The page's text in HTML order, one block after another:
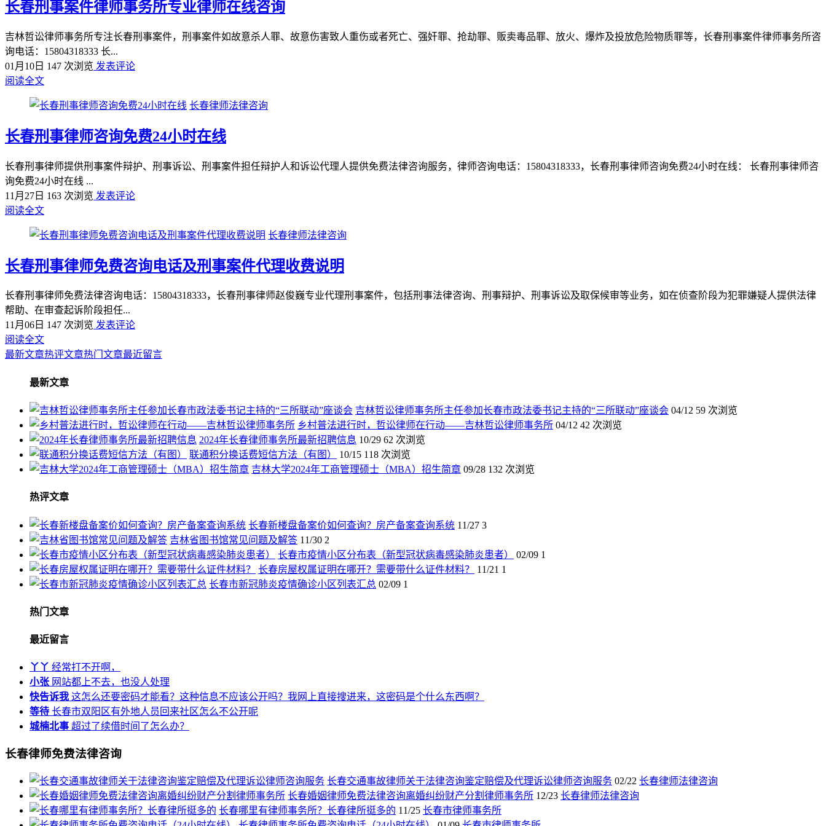
长春刑事案件律师事务所专业律师在线咨询
吉林哲讼律师事务所专注长春刑事案件，刑事案件如故意杀人罪、故意伤害致人重伤或者死亡、强奸罪、抢劫罪、贩卖毒品罪、放火、爆炸及投放危险物质罪等，长春刑事案件律师事务所咨
询电话：15804318333 长...
01月10日 147 次浏览 发表评论
阅读全文
长春律师法律咨询
长春刑事律师咨询免费24小时在线
长春刑事律师提供刑事案件辩护、刑事诉讼、刑事案件担任辩护人和诉讼代理人提供免费法律咨询服务，律师咨询电话：15804318333，长春刑事律师咨询免费24小时在线： 长春刑事律师咨
询免费24小时在线 ...
11月27日 163 次浏览 发表评论
阅读全文
长春律师法律咨询
长春刑事律师免费咨询电话及刑事案件代理收费说明
长春刑事律师免费法律咨询电话：15804318333，长春刑事律师赵俊巍专业代理刑事案件，包括刑事法律咨询、刑事辩护、刑事诉讼及取保候审等业务，如在侦查阶段为犯罪嫌疑人提供法律
帮助、在审查起诉阶段担任...
11月06日 147 次浏览 发表评论
阅读全文
最新文章热评文章热门文章最近留言
最新文章
吉林哲讼律师事务所主任参加长春市政法委书记主持的“三所联动”座谈会 04/12 59 次浏览
乡村普法进行时，哲讼律师在行动——吉林哲讼律师事务所 04/12 42 次浏览
2024年长春律师事务所最新招聘信息 10/29 62 次浏览
联通积分换话费短信方法（有图）
10/15 118 次浏览
吉林大学2024年工商管理硕士（MBA）招生简章 09/28 132 次浏览
热评文章
长春新楼盘备案价如何查询？房产备案查询系统 11/27 3
吉林省图书馆常见问题及解答 11/30 2
长春市疫情小区分布表（新型冠状病毒感染肺炎患者）
02/09 1
长春房屋权属证明在哪开？需要带什么证件材料？
11/21 1
长春市新冠肺炎疫情确诊小区列表汇总 02/09 1
热门文章
最近留言
丫丫 经常打不开啊，
小张 网站都上不去，也没人处理
快告诉我 这怎么还要密码才能看？这种信息不应该公开吗？我网上直接搜进来，这密码是个什么东西啊？
等待 长春市双阳区有外地人员回来社区怎么不公开呢
城楠北事 超过了续借时间了怎么办？
长春律师免费法律咨询
长春交通事故律师关于法律咨询鉴定赔偿及代理诉讼律师咨询服务 02/22 长春律师法律咨询
长春婚姻律师免费法律咨询离婚纠纷财产分割律师事务所 12/23 长春律师法律咨询
长春哪里有律师事务所？长春律所挺多的 11/25 长春市律师事务所